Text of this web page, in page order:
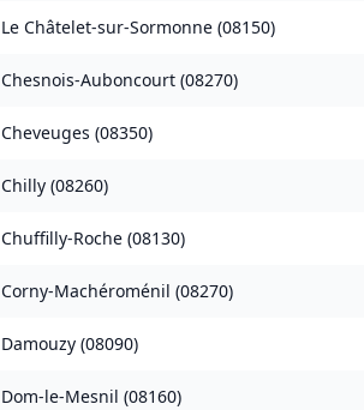
Le Châtelet-sur-Sormonne (08150)
Chesnois-Auboncourt (08270)
Cheveuges (08350)
Chilly (08260)
Chuffilly-Roche (08130)
Corny-Machéroménil (08270)
Damouzy (08090)
Dom-le-Mesnil (08160)